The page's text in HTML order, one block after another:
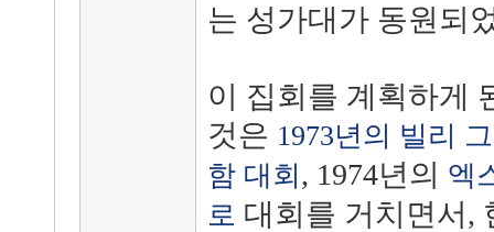
는 성가대가 동원되
이 집회를 계획하게
것은 1973년의 빌리
함 대회 , 1974년의 엑
로 대회를 거치면서,